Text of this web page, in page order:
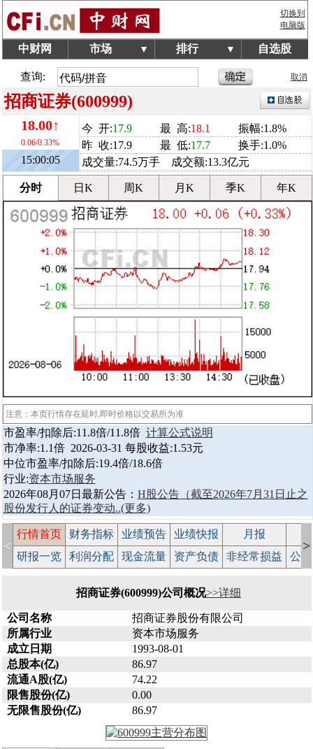
切换到
电脑版
中财网 市场 ▼ 排行 ▼ 自选股
查询: 取消
招商证券(600999)
18.00↑
0.06/0.33%
15:00:05
今 开:17.9 最 高:18.1
振幅:1.8%
昨 收:17.9
最 低:17.7
换手:1.0%
成交量:74.5万手 成交额:13.3亿元
分时 日K 周K 月K 季K 年K
注意：本页行情存在延时,即时价格以交易所为准
市盈率/扣除后:11.8倍/11.8倍 计算公式说明
市净率:1.1倍 2026-03-31 每股收益:1.53元
中位市盈率/扣除后:19.4倍/18.6倍
行业:资本市场服务
2026年08月07日最新公告： H股公告（截至2026年7月31日止之
股份发行人的证券变动..(更多)
<
行情首页 财务指标 业绩预告 业绩快报 月报
研报一览
利润分配 现金流量 资产负债 非经常损益 公
>
招商证券(600999)公司概况>>详细
公司名称
招商证券股份有限公司
所属行业
资本市场服务
成立日期
1993-08-01
总股本(亿)
86.97
流通A股(亿)
74.22
限售股份(亿)
0.00
无限售股份(亿)
86.97